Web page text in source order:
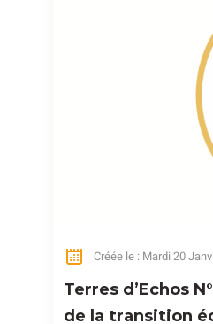
Créée le : Mardi 20
Terres d’Echos
de la transition